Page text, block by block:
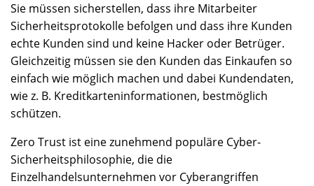
Sie müssen sicherstellen, dass ihre Mitarbeiter
Sicherheitsprotokolle befolgen und dass ihre Kunden
echte Kunden sind und keine Hacker oder Betrüger.
Gleichzeitig müssen sie den Kunden das Einkaufen so
einfach wie möglich machen und dabei Kundendaten,
wie z. B. Kreditkarteninformationen, bestmöglich
schützen.
Zero Trust ist eine zunehmend populäre Cyber-
Sicherheitsphilosophie, die die
Einzelhandelsunternehmen vor Cyberangriffen